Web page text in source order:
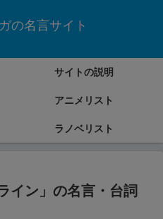
の名言サイト
サイトの説明
アニメリスト
ラノベリスト
イン」の名言・台詞